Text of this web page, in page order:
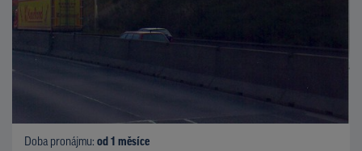
Doba pronájmu: od 1 měsíce